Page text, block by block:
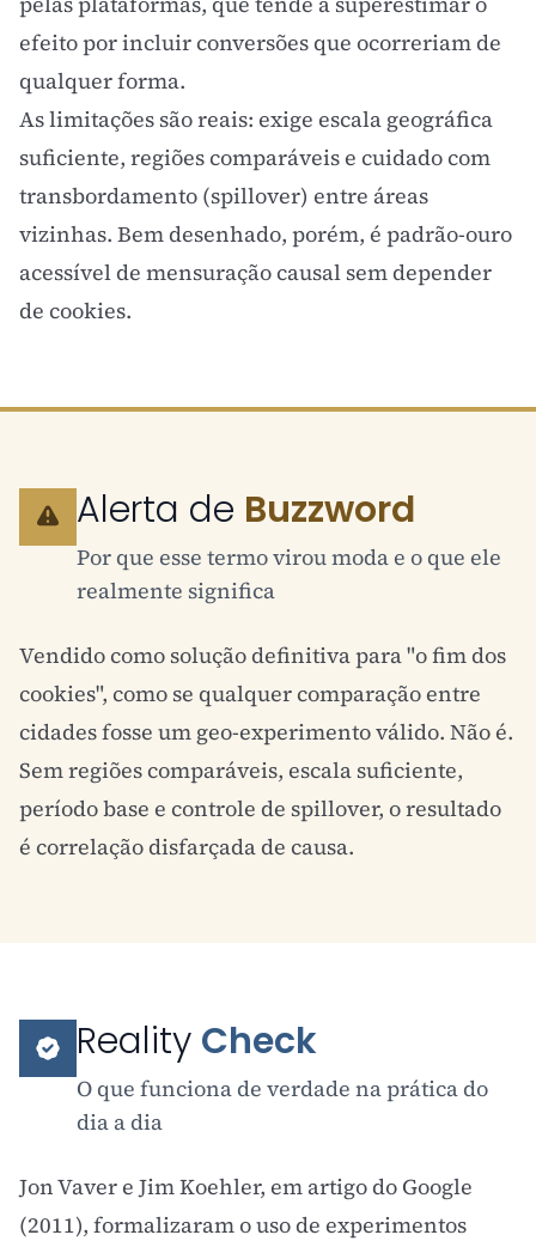
efeito por incluir conversões que ocorreriam de
qualquer forma.
As limitações são reais: exige escala geográfica
suficiente, regiões comparáveis e cuidado com
transbordamento (spillover) entre áreas
vizinhas. Bem desenhado, porém, é padrão-ouro
acessível de mensuração causal sem depender
de cookies.
Alerta de Buzzword
Por que esse termo virou moda e o que ele
realmente significa
Vendido como solução definitiva para "o fim dos
cookies", como se qualquer comparação entre
cidades fosse um geo-experimento válido. Não é.
Sem regiões comparáveis, escala suficiente,
período base e controle de spillover, o resultado
é correlação disfarçada de causa.
Reality Check
O que funciona de verdade na prática do
dia a dia
Jon Vaver e Jim Koehler, em artigo do Google
(2011), formalizaram o uso de experimentos